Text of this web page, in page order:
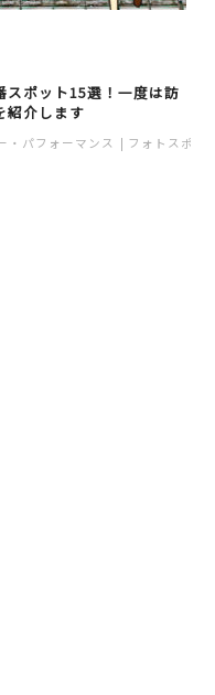
スポット15選！一度は訪
紹介します
・パフォーマンス フォトスポッ